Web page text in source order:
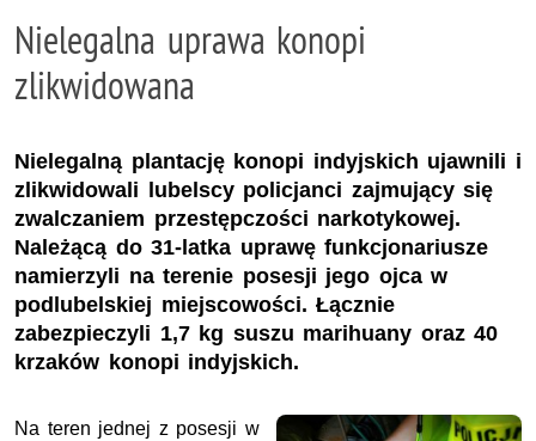
Nielegalna uprawa konopi
zlikwidowana
Nielegalną plantację konopi indyjskich ujawnili i
zlikwidowali lubelscy policjanci zajmujący się
zwalczaniem przestępczości narkotykowej.
Należącą do 31-latka uprawę funkcjonariusze
namierzyli na terenie posesji jego ojca w
podlubelskiej miejscowości. Łącznie
zabezpieczyli 1,7 kg suszu marihuany oraz 40
krzaków konopi indyjskich.
Na teren jednej z posesji w